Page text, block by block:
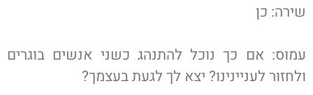
שירה: כן
עמוס: אם כך נוכל להתנהג כשני אנשים בוגרים
ולחזור לעניינינו? יצא לך לגעת בעצמך?